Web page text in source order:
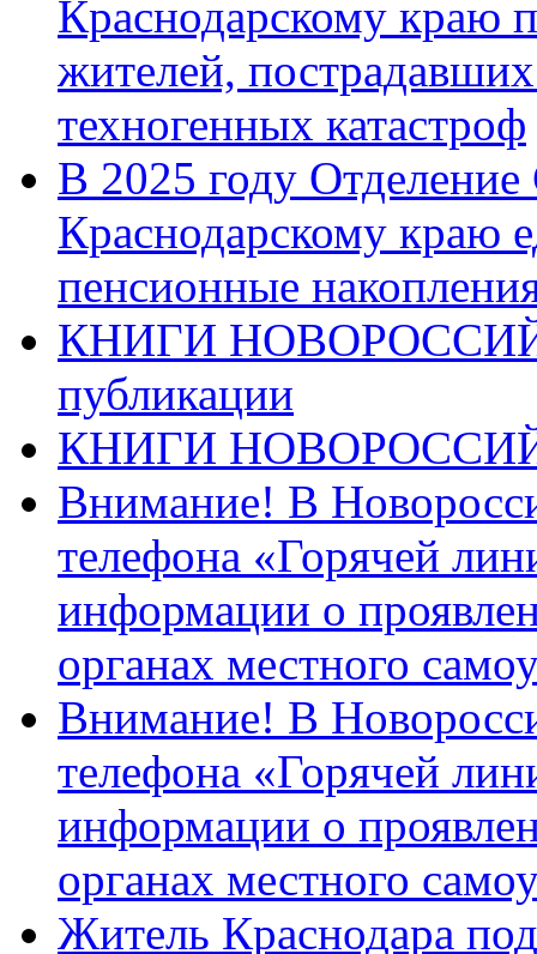
Краснодарскому краю
жителей,
техногенных катастроф
В 2025 году
Краснодарскому краю
пенсионные
КНИГИ
публикации
КНИГИ
Внимание! В
телефона «Горячей
информации о
органах местного
Внимание! В
телефона «Горячей
информации о
органах местного
Житель Краснодара